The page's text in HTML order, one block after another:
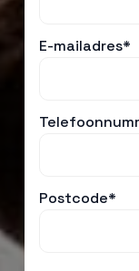
E-mailadres*
Postcode*